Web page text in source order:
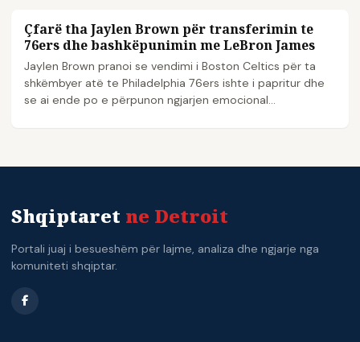
NBA
Çfarë tha Jaylen Brown për transferimin te
76ers dhe bashkëpunimin me LeBron James
Jaylen Brown pranoi se vendimi i Boston Celtics për ta
shkëmbyer atë te Philadelphia 76ers ishte i papritur dhe
se ai ende po e përpunon ngjarjen emocional...
Shqiptaret ne Detroit
Portali juaj i besueshëm për lajme, analiza dhe ngjarje nga
komuniteti shqiptar.